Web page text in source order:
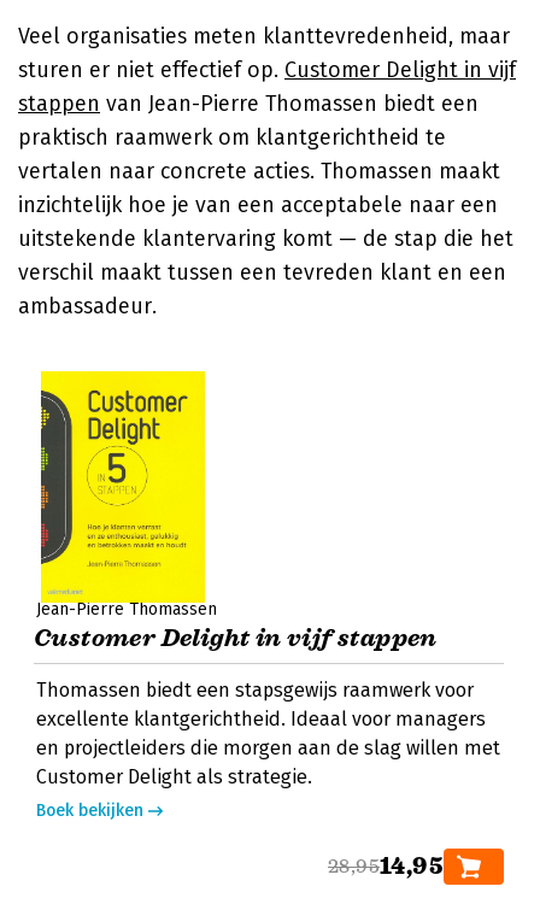
Veel organisaties meten klanttevredenheid, maar
sturen er niet effectief op. Customer Delight in vijf
stappen van Jean-Pierre Thomassen biedt een
praktisch raamwerk om klantgerichtheid te
vertalen naar concrete acties. Thomassen maakt
inzichtelijk hoe je van een acceptabele naar een
uitstekende klantervaring komt — de stap die het
verschil maakt tussen een tevreden klant en een
ambassadeur.
Jean-Pierre Thomassen
Customer Delight in vijf stappen
Thomassen biedt een stapsgewijs raamwerk voor
excellente klantgerichtheid. Ideaal voor managers
en projectleiders die morgen aan de slag willen met
Customer Delight als strategie.
Boek bekijken
28,9514,95